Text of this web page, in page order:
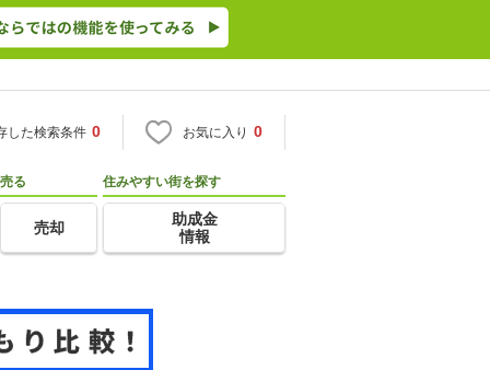
した検索条件 0 お気に入り 0
売る
売却
住みやすい街を探す
助成金
情報